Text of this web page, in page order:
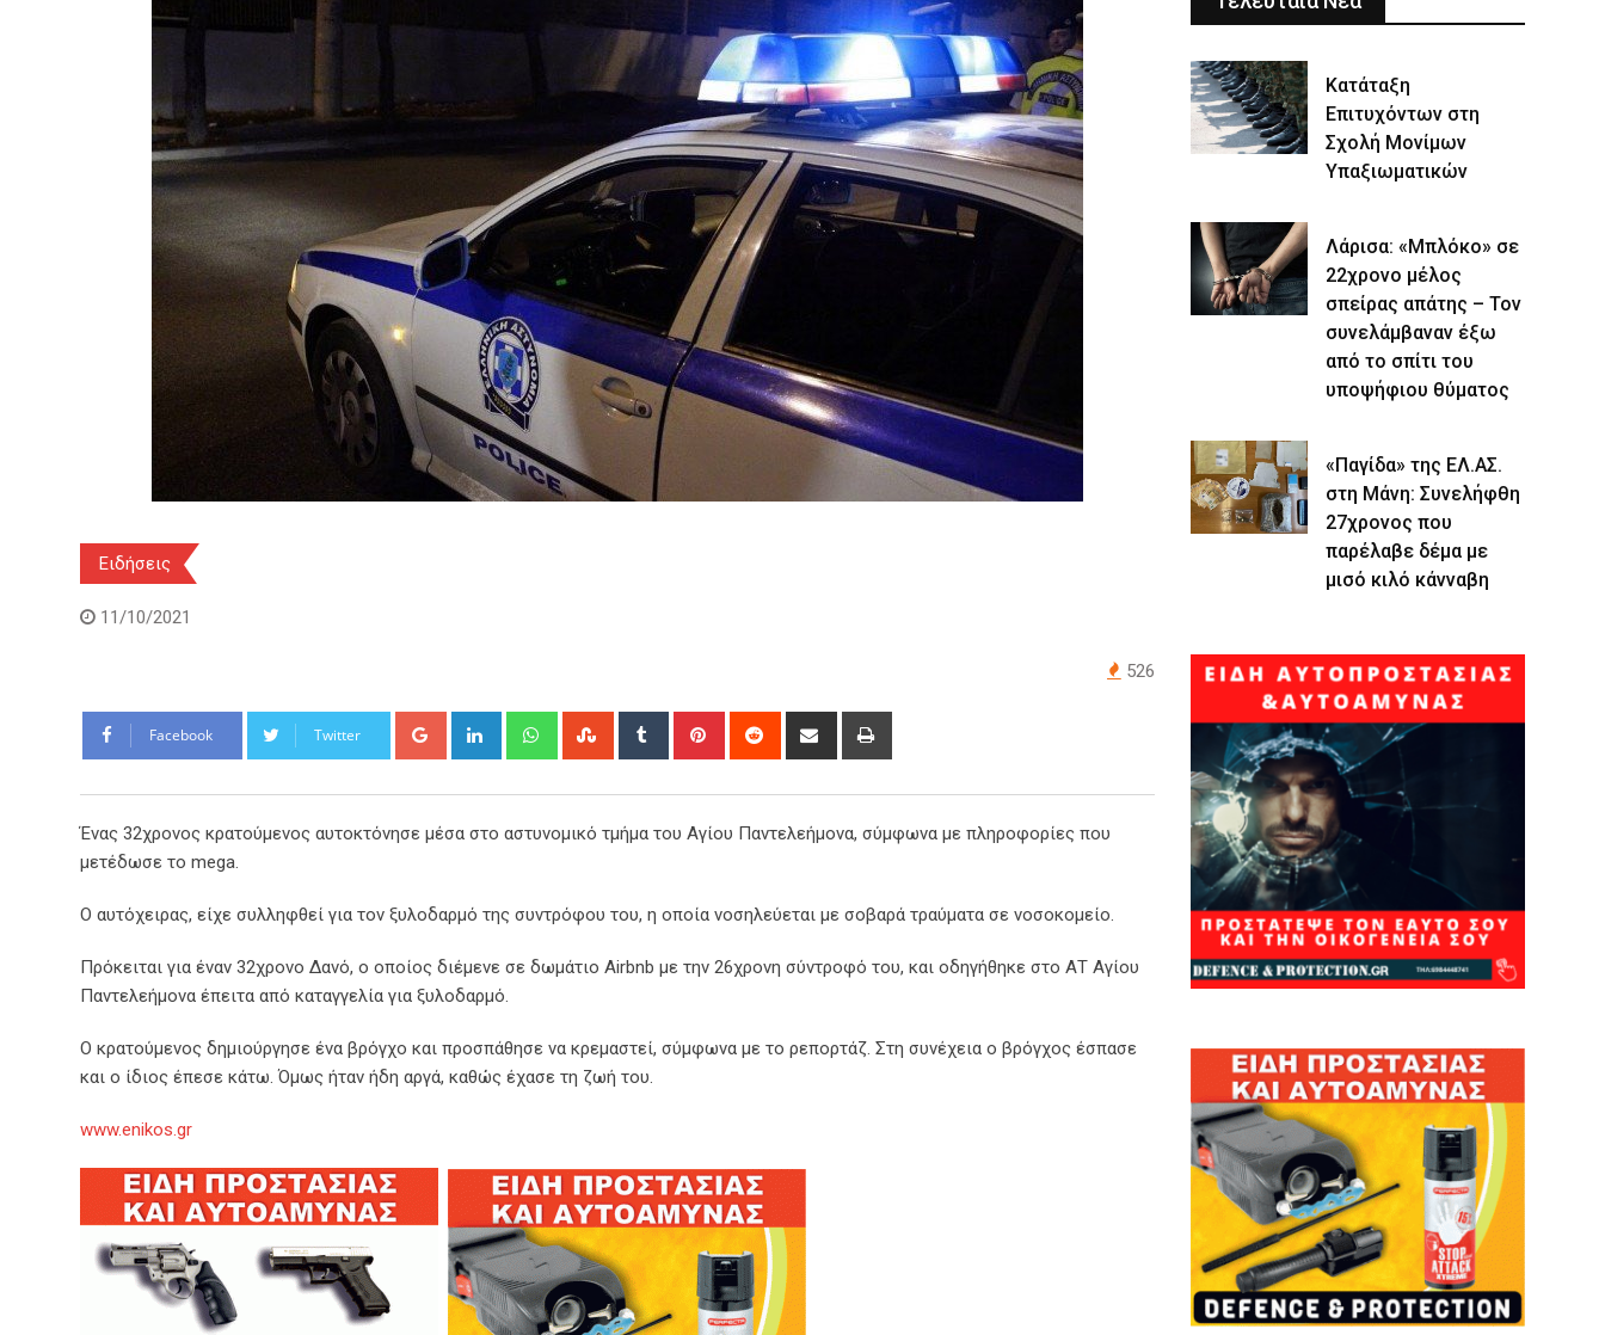
Ειδήσεις
11/10/2021
526
Facebook Twitter Google+ LinkedIn WhatsappStumbleUpon
Tumblr Pinterest Reddit
Share
Ένας 32χρονος κρατούμενος αυτοκτόνησε μέσα στο αστυνομικό τμήμα του Αγίου Παντελεήμονα, σύμφωνα με πληροφορίες που
μετέδωσε το mega.
Ο αυτόχειρας, είχε συλληφθεί για τον ξυλοδαρμό της συντρόφου του, η οποία νοσηλεύεται με σοβαρά τραύματα σε νοσοκομείο.
Πρόκειται για έναν 32χρονο Δανό, ο οποίος διέμενε σε δωμάτιο Airbnb με την 26χρονη σύντροφό του, και οδηγήθηκε στο ΑΤ Αγίου
Παντελεήμονα έπειτα από καταγγελία για ξυλοδαρμό.
Ο κρατούμενος δημιούργησε ένα βρόγχο και προσπάθησε να κρεμαστεί, σύμφωνα με το ρεπορτάζ. Στη συνέχεια ο βρόγχος έσπασε
και ο ίδιος έπεσε κάτω. Όμως ήταν ήδη αργά, καθώς έχασε τη ζωή του.
www.enikos.gr
Κατάταξη
Επιτυχόντων στη
Σχολή Μονίμων
Υπαξιωματικών
Λάρισα: «Μπλόκο» σε
22χρονο μέλος
σπείρας απάτης – Τον
συνελάμβαναν έξω
από το σπίτι του
υποψήφιου θύματος
«Παγίδα» της ΕΛ.ΑΣ.
στη Μάνη: Συνελήφθη
27χρονος που
παρέλαβε δέμα με
μισό κιλό κάνναβη